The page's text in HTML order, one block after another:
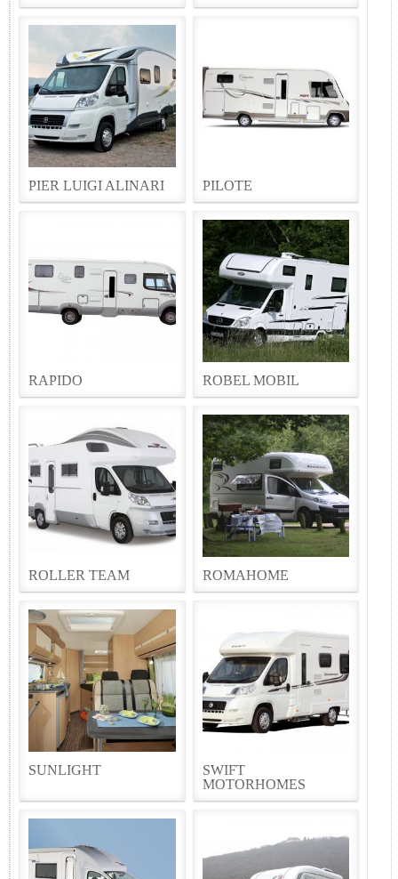
PIER LUIGI ALINARI PILOTE
RAPIDO ROBEL MOBIL
ROLLER TEAM ROMAHOME
SUNLIGHT
SWIFT
MOTORHOMES